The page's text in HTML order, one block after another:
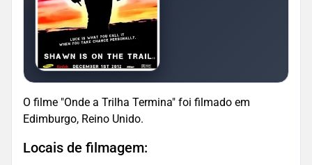
O filme "Onde a Trilha Termina" foi filmado em
Edimburgo, Reino Unido.
Locais de filmagem: